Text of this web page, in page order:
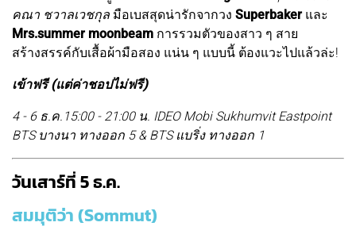
คณา ชวาลเวชกุล มือเบสสุดน่ารักจากวง Superbakerและ
Mrs.summer moonbeam การรวมตัวของสาว ๆ สาย
สร้างสรรค์กับเสื้อผ้ามือสอง แน่น ๆ แบบนี้ ต้องแวะไปแล้วล่ะ!
เข้าฟรี (แต่ค่าชอปไม่ฟรี)
4 - 6 ธ.ค.15:00 - 21:00 น. IDEO Mobi Sukhumvit Eastpoint
BTS บางนา ทางออก 5 & BTS แบริ่ง ทางออก 1
วันเสาร์ที่ 5 ธ.ค.
สมมุติว่า (Sommut)